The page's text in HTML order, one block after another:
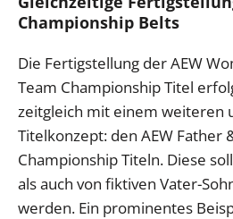
Championship Belts
Die Fertigstellung der AEW
Team Championship Titel
zeitgleich mit einem weiteren
Titelkonzept: den AEW Father
Championship Titeln. Diese
als auch von fiktiven Vater-
werden. Ein prominentes